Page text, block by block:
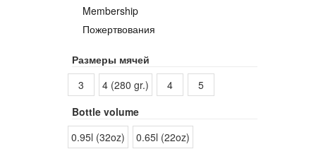
Membership
Пожертвования
Размеры мячей
3
4 (280 gr.) 4
5
Bottle volume
0.95l (32oz)
0.65l (22oz)